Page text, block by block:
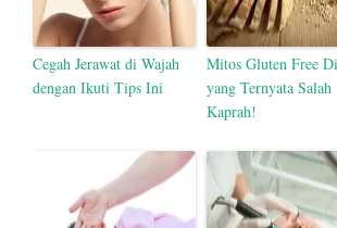
Cegah Jerawat di Wajah
dengan Ikuti Tips Ini
Mitos Gluten Free
yang Ternyata Salah
Kaprah!